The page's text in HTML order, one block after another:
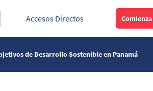
Accesos Directos
de Desarrollo Sostenible en Panamá